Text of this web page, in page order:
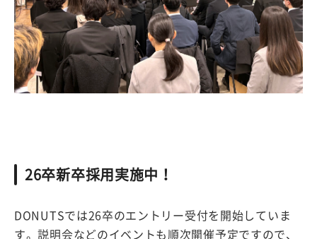
26卒新卒採用実施中！
DONUTSでは26卒のエントリー受付を開始していま
す。説明会などのイベントも順次開催予定ですので、